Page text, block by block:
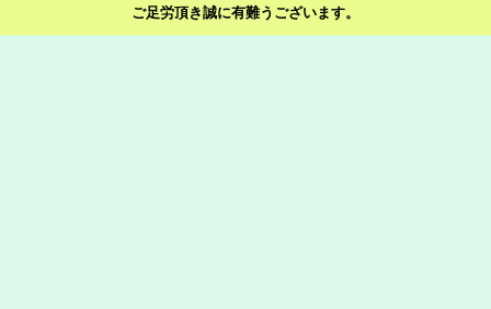
ご足労頂き誠に有難うございます。